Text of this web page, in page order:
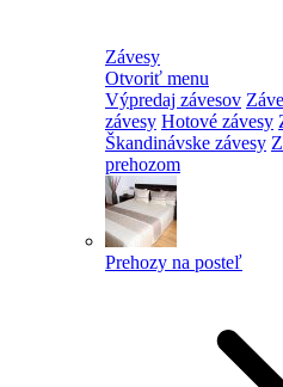
Závesy
Otvoriť menu
Výpredaj závesov
závesy Hotové závesy
Škandinávske závesy
prehozom
Prehozy na posteľ